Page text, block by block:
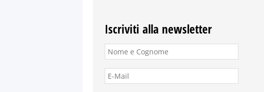
Iscriviti alla newsletter